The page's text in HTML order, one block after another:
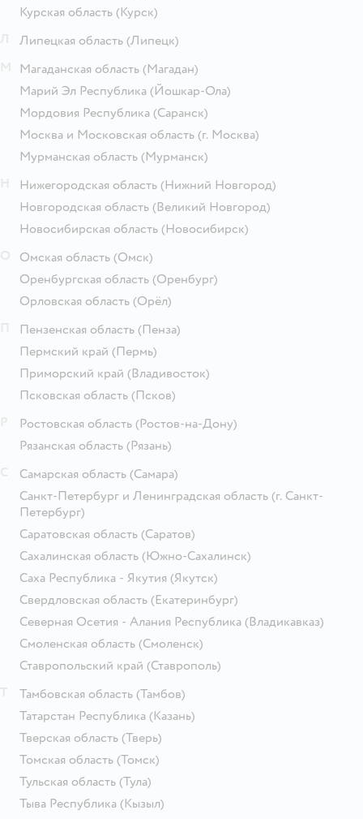
Курская область (Курск)
Липецкая область (Липецк)
Магаданская область (Магадан)
Марий Эл Республика (Йошкар-Ола)
Мордовия Республика (Саранск)
Москва и Московская область (г. Москва)
Мурманская область (Мурманск)
Нижегородская область (Нижний Новгород)
Новгородская область (Великий Новгород)
Новосибирская область (Новосибирск)
Омская область (Омск)
Оренбургская область (Оренбург)
Орловская область (Орёл)
Пензенская область (Пенза)
Пермский край (Пермь)
Приморский край (Владивосток)
Псковская область (Псков)
Ростовская область (Ростов-на-Дону)
Рязанская область (Рязань)
Самарская область (Самара)
Санкт-Петербург и Ленинградская область (г. Санкт-
Петербург)
Саратовская область (Саратов)
Сахалинская область (Южно-Сахалинск)
Саха Республика - Якутия (Якутск)
Свердловская область (Екатеринбург)
Северная Осетия - Алания Республика (Владикавказ)
Смоленская область (Смоленск)
Ставропольский край (Ставрополь)
Тамбовская область (Тамбов)
Татарстан Республика (Казань)
Тверская область (Тверь)
Томская область (Томск)
Тульская область (Тула)
Тыва Республика (Кызыл)